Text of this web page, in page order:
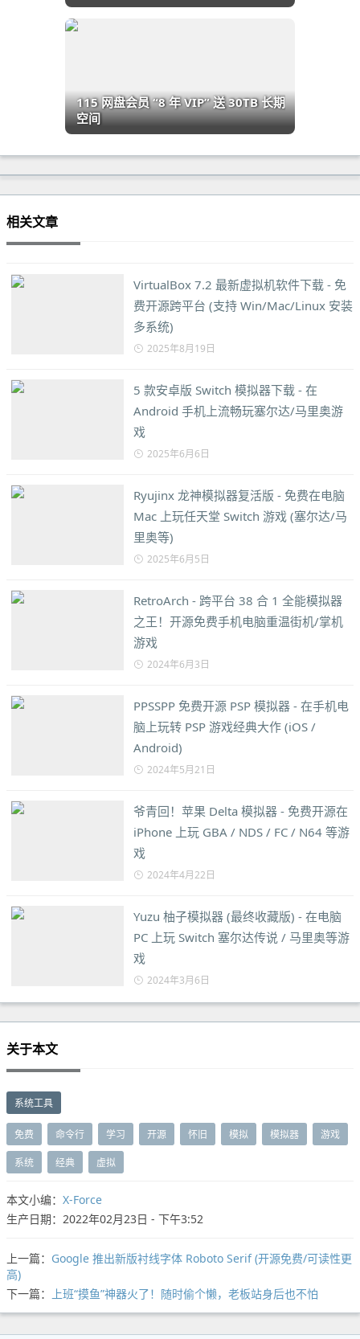
115 网盘会员 “8 年 VIP” 送 30TB 长期
空间
相关文章
VirtualBox 7.2 最新虚拟机软件下载 - 免
费开源跨平台 (支持 Win/Mac/Linux 安装
多系统)
2025年8月19日
5 款安卓版 Switch 模拟器下载 - 在
Android 手机上流畅玩塞尔达/马里奥游
戏
2025年6月6日
Ryujinx 龙神模拟器复活版 - 免费在电脑
Mac 上玩任天堂 Switch 游戏 (塞尔达/马
里奥等)
2025年6月5日
RetroArch - 跨平台 38 合 1 全能模拟器
之王！开源免费手机电脑重温街机/掌机
游戏
2024年6月3日
PPSSPP 免费开源 PSP 模拟器 - 在手机电
脑上玩转 PSP 游戏经典大作 (iOS /
Android)
2024年5月21日
爷青回！苹果 Delta 模拟器 - 免费开源在
iPhone 上玩 GBA / NDS / FC / N64 等游
戏
2024年4月22日
Yuzu 柚子模拟器 (最终收藏版) - 在电脑
PC 上玩 Switch 塞尔达传说 / 马里奥等游
戏
2024年3月6日
关于本文
系统工具
免费 命令行 学习 开源 怀旧 模拟 模拟器 游戏
系统 经典 虚拟
本文小编： X-Force
生产日期：2022年02月23日 - 下午3:52
上一篇： Google 推出新版衬线字体 Roboto Serif (开源免费/可读性更
高)
下一篇：
上班“摸鱼”神器火了！随时偷个懒，老板站身后也不怕